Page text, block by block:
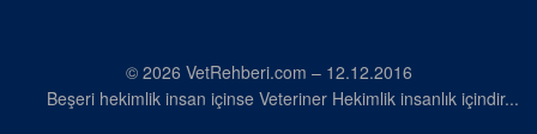
© 2026 VetRehberi.com – 12.12.2016
Beşeri hekimlik insan içinse Veteriner Hekimlik insanlık içindir...